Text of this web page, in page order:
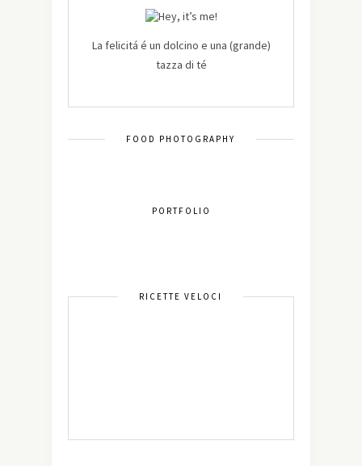
La felicitá é un dolcino e una (grande)
tazza di té
FOOD PHOTOGRAPHY
PORTFOLIO
RICETTE VELOCI